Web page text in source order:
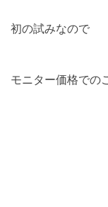
初の試みなので
モニター価格での